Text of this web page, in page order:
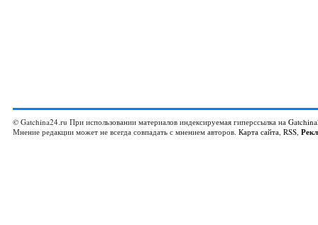
© Gatchina24.ru При использовании материалов индексируемая гиперссылка на
Мнение редакции может не всегда совпадать с мнением авторов. Карта сайта, RSS,